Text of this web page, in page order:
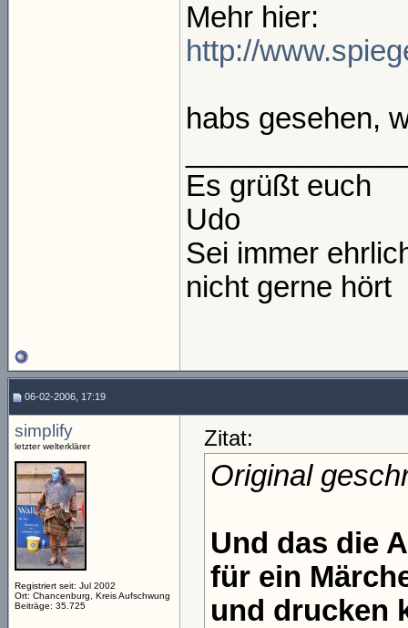
Mehr hier:
http://
habs gesehen,
Es grüßt euch
Udo
Sei immer
nicht gerne hört
06-02-2006, 17:19
simplify
letzter welterklärer
Registriert seit: Jul 2002
Ort: Chancenburg, Kreis Aufschwung
Beiträge: 35.725
Zitat:
Original
Und das die
für ein
und drucken